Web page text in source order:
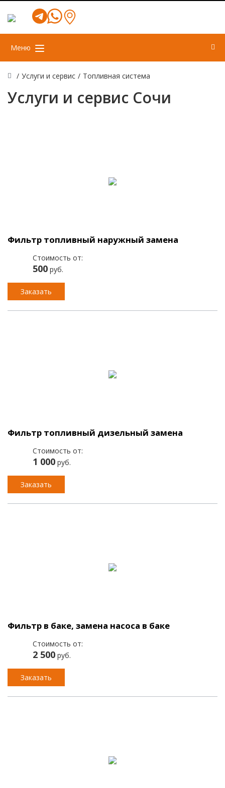
Меню
/ Услуги и сервис / Топливная система
Услуги и сервис Сочи
Фильтр топливный наружный замена
Стоимость от:
500 руб.
Заказать
Фильтр топливный дизельный замена
Стоимость от:
1 000 руб.
Заказать
Фильтр в баке, замена насоса в баке
Стоимость от:
2 500 руб.
Заказать